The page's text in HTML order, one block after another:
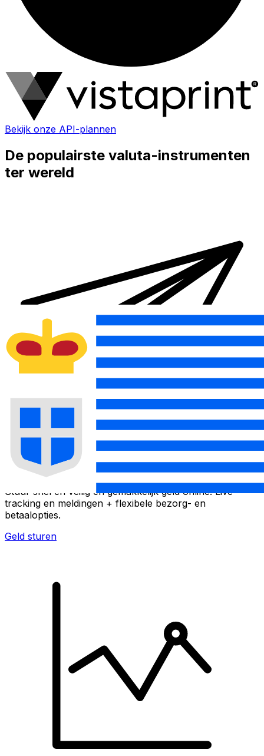
Bekijk onze API-plannen
De populairste valuta-instrumenten
ter wereld
Xe Internationale Geldoverboeking
Stuur snel en veilig en gemakkelijk geld online. Live
tracking en meldingen + flexibele bezorg- en
betaalopties.
Geld sturen